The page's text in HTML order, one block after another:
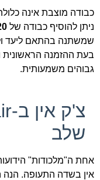
ניתן להוסיף כבודה של 20
שמשתנה בהתאם ליעד
בעת ההזמנה
גבוהים משמעותית.
שלב
אין בשדה התעופה.